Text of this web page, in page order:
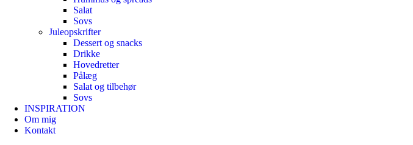
Salat
Sovs
Juleopskrifter
Dessert og snacks
Drikke
Hovedretter
Pålæg
Salat og tilbehør
Sovs
INSPIRATION
Om mig
Kontakt